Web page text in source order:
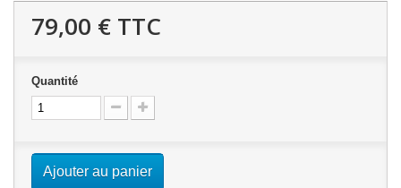
79,00 € TTC
Quantité
Ajouter au panier